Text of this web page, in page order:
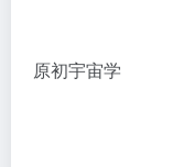
原初宇宙学